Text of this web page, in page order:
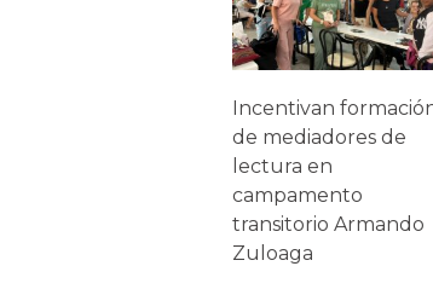
Incentivan
de mediadores de
lectura en
campamento
transitorio Armando
Zuloaga